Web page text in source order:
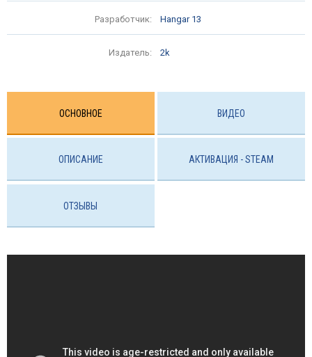
Разработчик: Hangar 13
Издатель: 2k
ОСНОВНОЕ ВИДЕО
ОПИСАНИЕ АКТИВАЦИЯ - STEAM
ОТЗЫВЫ